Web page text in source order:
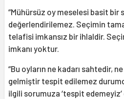
“Mühürsüz oy meselesi basit bir
değerlendirilemez. Seçimin
telafisi imkansız bir ihlaldir.
imkanı yoktur.
“Bu oyların ne kadarı sahtedir, ne
gelmiştir tespit edilemez
ilgili sorumuza ‘tespit